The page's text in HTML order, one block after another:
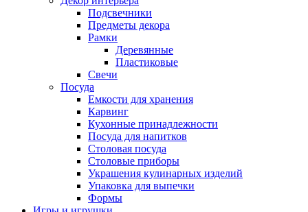
Подсвечники
Предметы декора
Рамки
Деревянные
Пластиковые
Свечи
Посуда
Емкости для хранения
Карвинг
Кухонные принадлежности
Посуда для напитков
Столовая посуда
Столовые приборы
Украшения кулинарных изделий
Упаковка для выпечки
Формы